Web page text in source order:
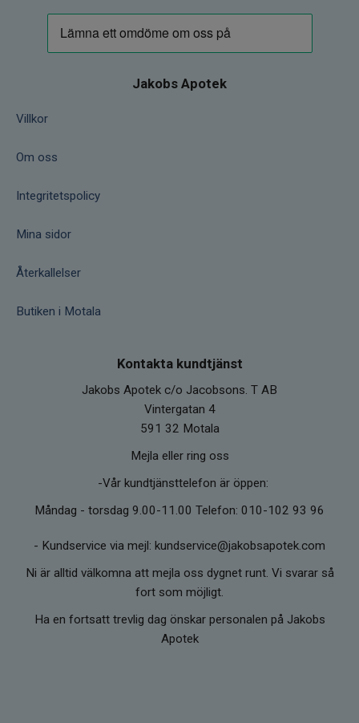
Jakobs Apotek
Villkor
Om oss
Integritetspolicy
Mina sidor
Återkallelser
Butiken i Motala
Kontakta kundtjänst
Jakobs Apotek c/o Jacobsons. T AB
Vintergatan 4
591 32 Motala
Mejla eller ring oss
-Vår kundtjänsttelefon är öppen:
Måndag - torsdag 9.00-11.00 Telefon: 010-102 93 96
- Kundservice via mejl: kundservice@jakobsapotek.com
Ni är alltid välkomna att mejla oss dygnet runt. Vi svarar så
fort som möjligt.
Ha en fortsatt trevlig dag önskar personalen på Jakobs
Apotek